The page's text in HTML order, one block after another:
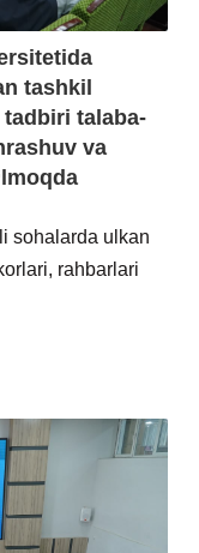
tashkil
tadbiri talaba-
va
sohalarda ulkan
rahbarlari